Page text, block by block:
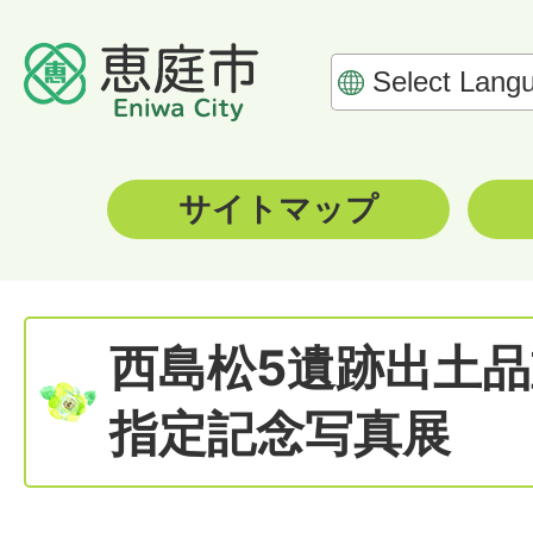
サイトマップ
西島松5遺跡出土
指定記念写真展